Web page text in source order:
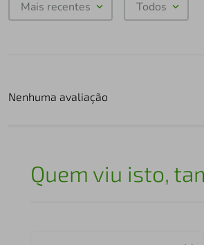
Mais recentes Todos
Nenhuma avaliação
Quem viu isto,